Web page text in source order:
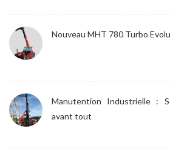
Nouveau MHT 780 Turbo
Manutention Industrielle :
avant tout